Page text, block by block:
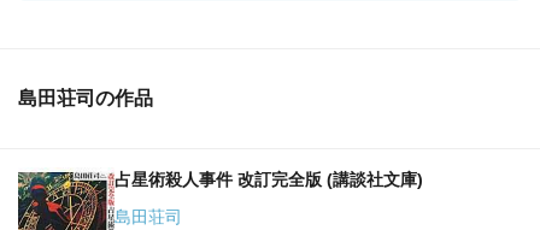
島田荘司の作品
占星術殺人事件 改訂完全版 (講談社文庫)
島田荘司